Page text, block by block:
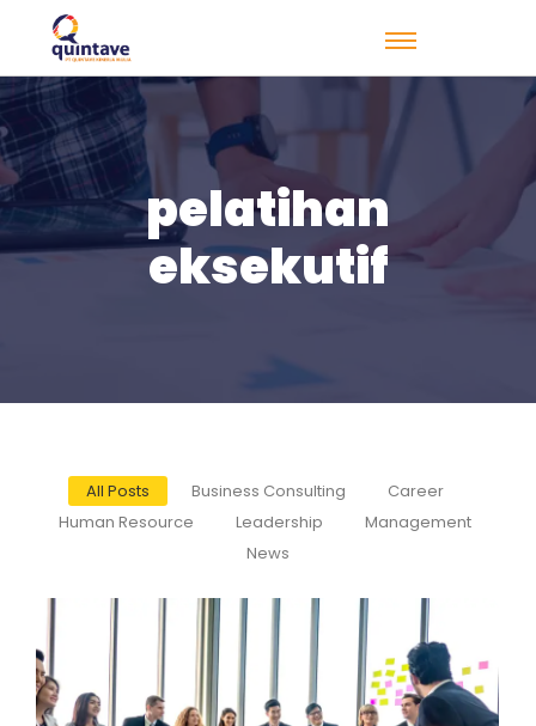
pelatihan
eksekutif
All Posts Business Consulting
Career
Human Resource
Leadership
Management
News